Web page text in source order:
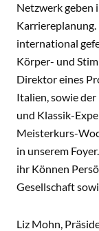
Netzwerk geben
Karriereplanung.
international
Körper- und
Direktor eines
Italien, sowie
und Klassik-
Meisterkurs-
in unserem
ihr Können
Gesellschaft
Liz Mohn,